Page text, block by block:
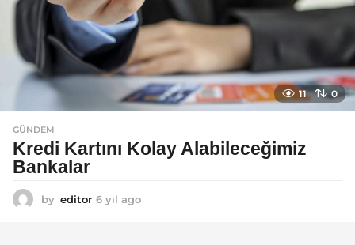
11 0
GÜNDEM
Kredi Kartını Kolay Alabileceğimiz
Bankalar
by editor 6 yıl ago